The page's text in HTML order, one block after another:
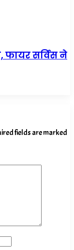
फायर सर्विस ने
fields are marked